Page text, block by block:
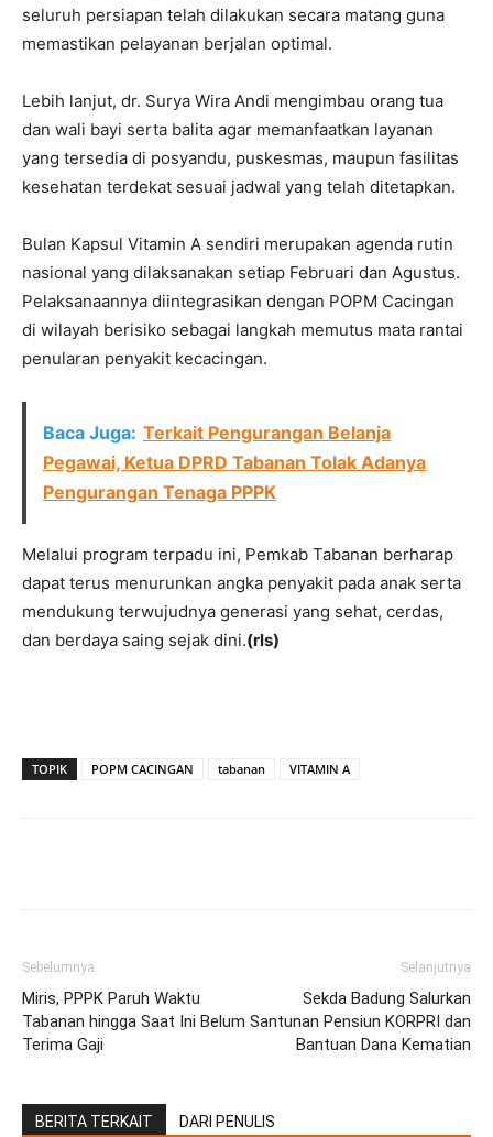
seluruh persiapan telah dilakukan secara matang guna
memastikan pelayanan berjalan optimal.
Lebih lanjut, dr. Surya Wira Andi mengimbau orang tua
dan wali bayi serta balita agar memanfaatkan layanan
yang tersedia di posyandu, puskesmas, maupun fasilitas
kesehatan terdekat sesuai jadwal yang telah ditetapkan.
Bulan Kapsul Vitamin A sendiri merupakan agenda rutin
nasional yang dilaksanakan setiap Februari dan Agustus.
Pelaksanaannya diintegrasikan dengan POPM Cacingan
di wilayah berisiko sebagai langkah memutus mata rantai
penularan penyakit kecacingan.
Baca Juga: Terkait Pengurangan Belanja
Pegawai, Ketua DPRD Tabanan Tolak Adanya
Pengurangan Tenaga PPPK
Melalui program terpadu ini, Pemkab Tabanan berharap
dapat terus menurunkan angka penyakit pada anak serta
mendukung terwujudnya generasi yang sehat, cerdas,
dan berdaya saing sejak dini.(rls)
TOPIK POPM CACINGAN tabanan VITAMIN A
Sebelumnya
Miris, PPPK Paruh Waktu
Tabanan hingga Saat Ini Belum
Terima Gaji
Selanjutnya
Sekda Badung Salurkan
Santunan Pensiun KORPRI dan
Bantuan Dana Kematian
BERITA TERKAIT DARI PENULIS